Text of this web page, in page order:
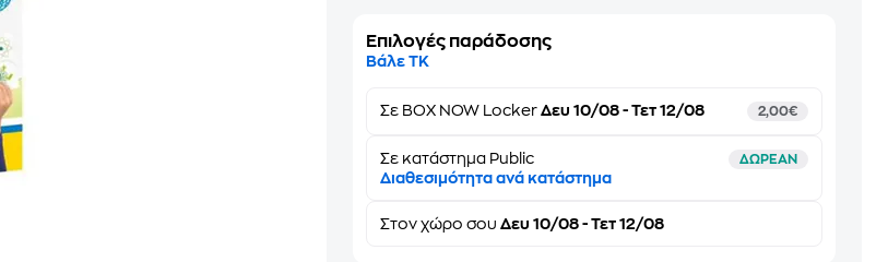
Επιλογές παράδοσης
Βάλε ΤΚ
Σε BOX NOW Locker Δευ 10/08 - Τετ 12/08 2,00€
Σε κατάστημα Public ΔΩΡΕΑΝ
Διαθεσιμότητα ανά κατάστημα
Στονχώρο σου Δευ 10/08 - Τετ 12/08